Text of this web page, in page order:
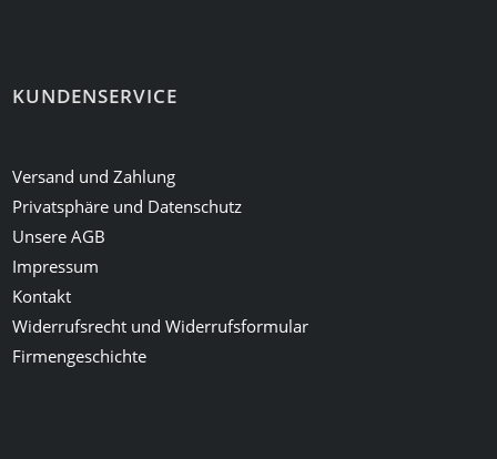
KUNDENSERVICE
Versand und Zahlung
Privatsphäre und Datenschutz
Unsere AGB
Impressum
Kontakt
Widerrufsrecht und Widerrufsformular
Firmengeschichte